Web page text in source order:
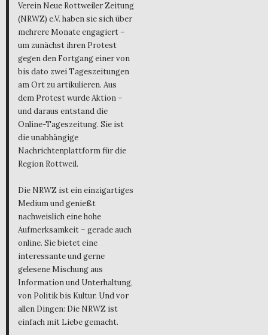
Verein Neue Rottweiler Zeitung
(NRWZ) e.V. haben sie sich über
mehrere Monate engagiert –
um zunächst ihren Protest
gegen den Fortgang einer von
bis dato zwei Tageszeitungen
am Ort zu artikulieren. Aus
dem Protest wurde Aktion –
und daraus entstand die
Online-Tageszeitung. Sie ist
die unabhängige
Nachrichtenplattform für die
Region Rottweil.
Die NRWZ ist ein einzigartiges
Medium und genießt
nachweislich eine hohe
Aufmerksamkeit – gerade auch
online. Sie bietet eine
interessante und gerne
gelesene Mischung aus
Information und Unterhaltung,
von Politik bis Kultur. Und vor
allen Dingen: Die NRWZ ist
einfach mit Liebe gemacht.